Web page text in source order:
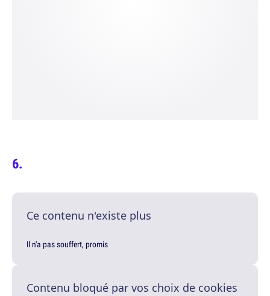
Ce contenu n'existe plus
Il n'a pas souffert, promis
Contenu bloqué par vos choix de cookies